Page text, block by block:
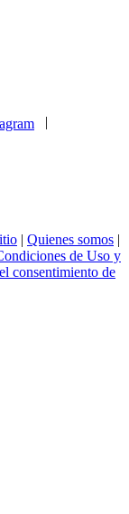
| Quienes somos |
de Uso y
consentimiento de